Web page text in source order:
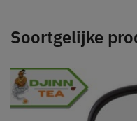
Soortgelijke